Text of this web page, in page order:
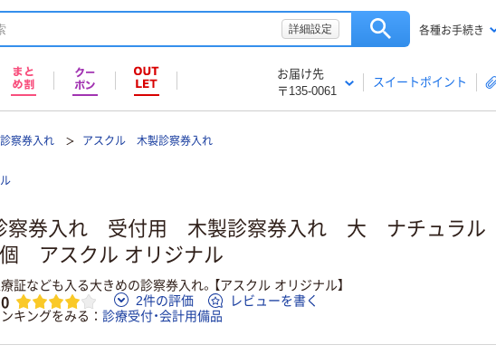
詳細設定 各種お手続き
お届け先
〒135-0061
スイートポイント
診察券入れ アスクル 木製診察券入れ
察券入れ 受付用 木製診察券入れ 大 ナチュラル
アスクル オリジナル
証なども入る大きめの診察券入れ。【アスクル オリジナル】
2件の評価
レビューを書く
キングをみる
診療受付・会計用備品